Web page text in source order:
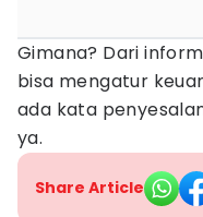
Gimana? Dari
bisa mengatur
ada kata
ya.
Share Article